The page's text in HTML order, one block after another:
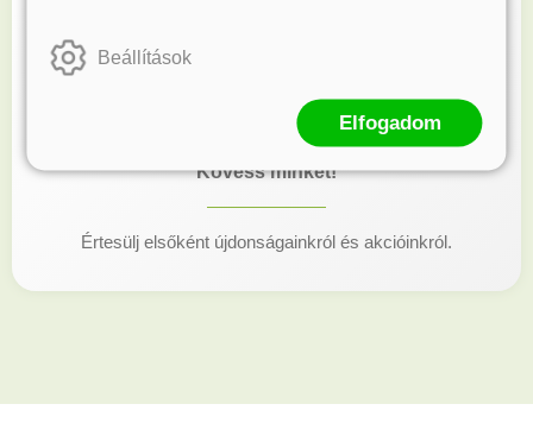
Kövess minket!
Értesülj elsőként újdonságainkról és akcióinkról.
Beállítások
Elfogadom